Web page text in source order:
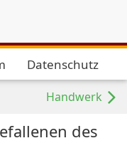
Datenschutz
Handwerk
des